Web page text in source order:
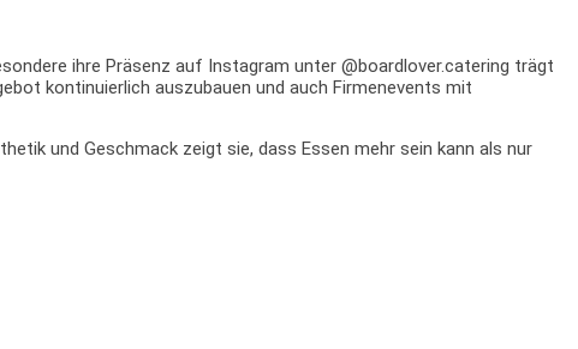
ihre Präsenz auf Instagram unter @boardlover.catering trägt
kontinuierlich auszubauen und auch Firmenevents mit
und Geschmack zeigt sie, dass Essen mehr sein kann als nur